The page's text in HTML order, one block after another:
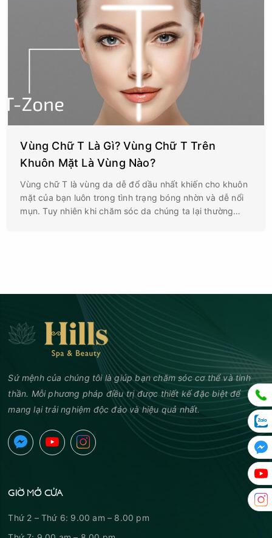
Vùng Chữ T Là Gì? Vùng Chữ T Trên
Khuôn Mặt Là Vùng Nào?
Vùng chữ T là vùng da dễ đổ dầu nhất khiến cho khuôn
mặt của bạn luôn trong tình trạng bóng nhờn và dễ nổi
mụn. Tuy nhiên khi chăm sóc da chúng ta lại thường
Sứ mệnh của chúng tôi là giúp bạn chăm sóc cơ thể và tinh
thần. Mỗi phương pháp điều trị được thiết kế đặc biệt để
mang lại trải nghiệm độc đáo và hiệu quả nhất.
GIỜ MỞ CỬA
Thứ 2 – Thứ 6: 9.00 am – 8.00 pm